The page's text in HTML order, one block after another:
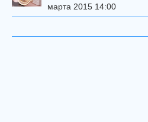
марта 2015 14:00